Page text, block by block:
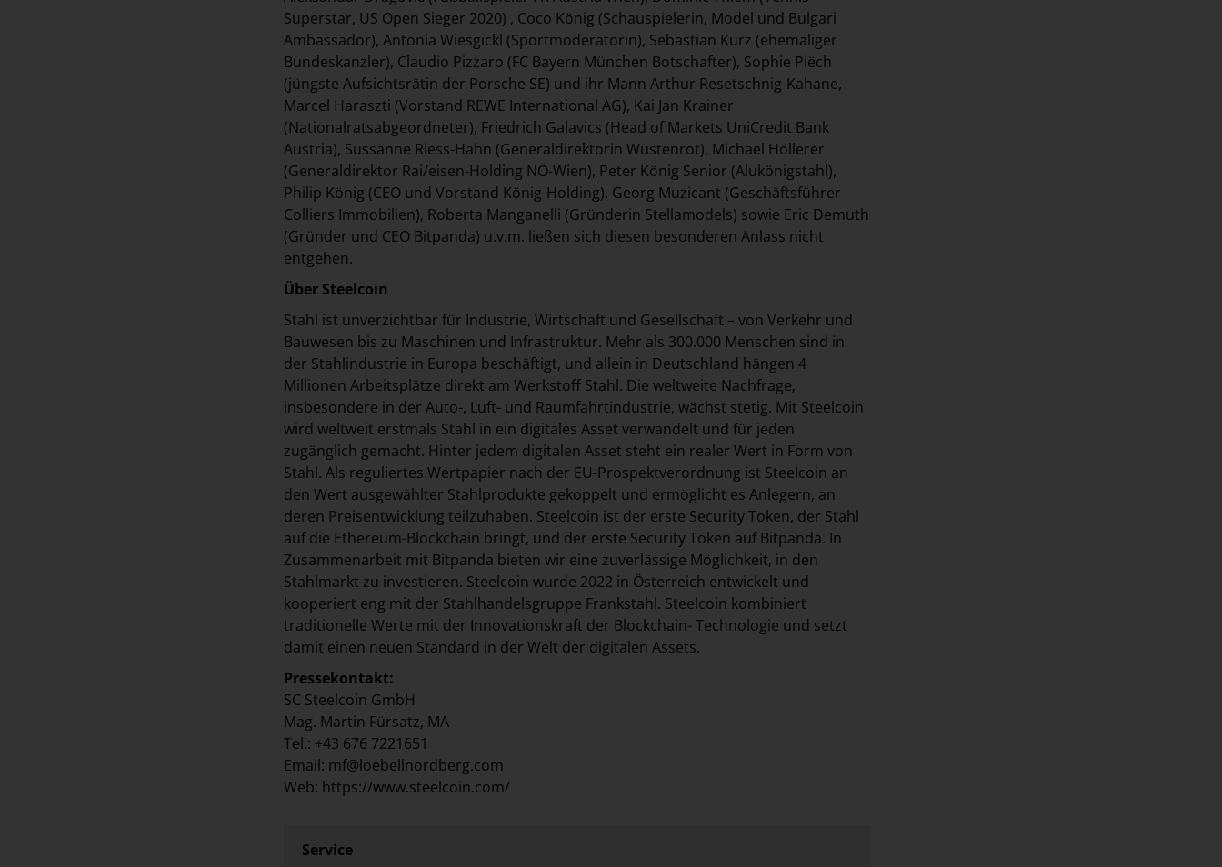
Superstar, US Open Sieger 2020) , Coco König (Schauspielerin, Model und Bulgari
Ambassador), Antonia Wiesgickl (Sportmoderatorin), Sebastian Kurz (ehemaliger
Bundeskanzler), Claudio Pizzaro (FC Bayern München Botschafter), Sophie Piëch
(jüngste Aufsichtsrätin der Porsche SE) und ihr Mann Arthur Resetschnig-Kahane,
Marcel Haraszti (Vorstand REWE International AG), Kai Jan Krainer
(Nationalratsabgeordneter), Friedrich Galavics (Head of Markets UniCredit Bank
Austria), Sussanne Riess-Hahn (Generaldirektorin Wüstenrot), Michael Höllerer
(Generaldirektor Rai/eisen-Holding NÖ-Wien), Peter König Senior (Alukönigstahl),
Philip König (CEO und Vorstand König-Holding), Georg Muzicant (Geschäftsführer
Colliers Immobilien), Roberta Manganelli (Gründerin Stellamodels) sowie Eric Demuth
(Gründer und CEO Bitpanda) u.v.m. ließen sich diesen besonderen Anlass nicht
entgehen.
Über Steelcoin
Stahl ist unverzichtbar für Industrie, Wirtschaft und Gesellschaft – von Verkehr und
Bauwesen bis zu Maschinen und Infrastruktur. Mehr als 300.000 Menschen sind in
der Stahlindustrie in Europa beschäftigt, und allein in Deutschland hängen 4
Millionen Arbeitsplätze direkt am Werkstoff Stahl. Die weltweite Nachfrage,
insbesondere in der Auto-, Luft- und Raumfahrtindustrie, wächst stetig. Mit Steelcoin
wird weltweit erstmals Stahl in ein digitales Asset verwandelt und für jeden
zugänglich gemacht. Hinter jedem digitalen Asset steht ein realer Wert in Form von
Stahl. Als reguliertes Wertpapier nach der EU-Prospektverordnung ist Steelcoin an
den Wert ausgewählter Stahlprodukte gekoppelt und ermöglicht es Anlegern, an
deren Preisentwicklung teilzuhaben. Steelcoin ist der erste Security Token, der Stahl
auf die Ethereum-Blockchain bringt, und der erste Security Token auf Bitpanda. In
Zusammenarbeit mit Bitpanda bieten wir eine zuverlässige Möglichkeit, in den
Stahlmarkt zu investieren. Steelcoin wurde 2022 in Österreich entwickelt und
kooperiert eng mit der Stahlhandelsgruppe Frankstahl. Steelcoin kombiniert
traditionelle Werte mit der Innovationskraft der Blockchain- Technologie und setzt
damit einen neuen Standard in der Welt der digitalen Assets.
Pressekontakt:
SC Steelcoin GmbH
Mag. Martin Fürsatz, MA
Tel.: +43 676 7221651
Email: mf@loebellnordberg.com
Web: https://www.steelcoin.com/
Service